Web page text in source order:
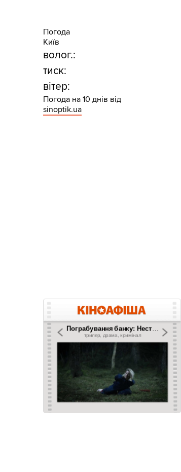
Погода
Київ
волог.:
тиск:
вітер:
Погода на 10 днів від
sinoptik.ua